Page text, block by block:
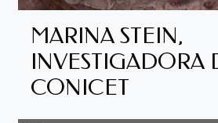
MARINA STEIN,
INVESTIGADORA
CONICET